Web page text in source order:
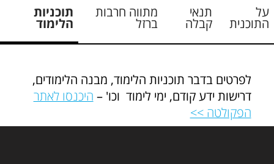
על
התוכנית
תנאי
קבלה
מתווה חרבות
ברזל
תוכניות
הלימוד
לפרטים בדבר תוכניות הלימוד, מבנה הלימודים,
דרישות ידע קודם, ימי לימוד וכו' – היכנסו לאתר
הפקולטה >>